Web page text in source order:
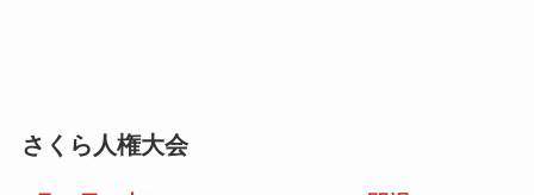
さくら人権大会